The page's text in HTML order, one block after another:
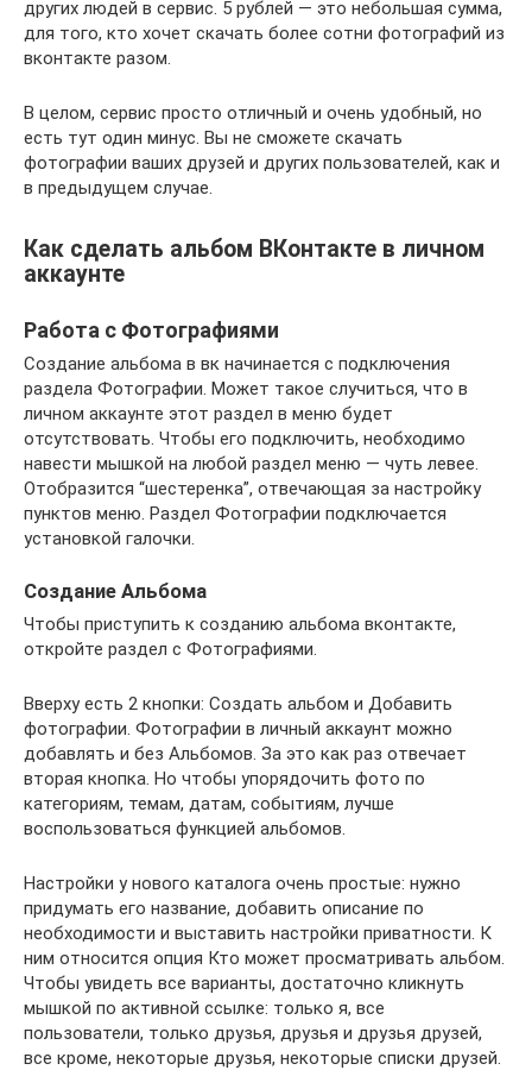
других людей в сервис. 5 рублей — это небольшая сумма,
для того, кто хочет скачать более сотни фотографий из
вконтакте разом.
В целом, сервис просто отличный и очень удобный, но
есть тут один минус. Вы не сможете скачать
фотографии ваших друзей и других пользователей, как и
в предыдущем случае.
Как сделать альбом ВКонтакте в личном
аккаунте
Работа с Фотографиями
Создание альбома в вк начинается с подключения
раздела Фотографии. Может такое случиться, что в
личном аккаунте этот раздел в меню будет
отсутствовать. Чтобы его подключить, необходимо
навести мышкой на любой раздел меню — чуть левее.
Отобразится “шестеренка”, отвечающая за настройку
пунктов меню. Раздел Фотографии подключается
установкой галочки.
Создание Альбома
Чтобы приступить к созданию альбома вконтакте,
откройте раздел с Фотографиями.
Вверху есть 2 кнопки: Создать альбом и Добавить
фотографии. Фотографии в личный аккаунт можно
добавлять и без Альбомов. За это как раз отвечает
вторая кнопка. Но чтобы упорядочить фото по
категориям, темам, датам, событиям, лучше
воспользоваться функцией альбомов.
Настройки у нового каталога очень простые: нужно
придумать его название, добавить описание по
необходимости и выставить настройки приватности. К
ним относится опция Кто может просматривать альбом.
Чтобы увидеть все варианты, достаточно кликнуть
мышкой по активной ссылке: только я, все
пользователи, только друзья, друзья и друзья друзей,
все кроме, некоторые друзья, некоторые списки друзей.